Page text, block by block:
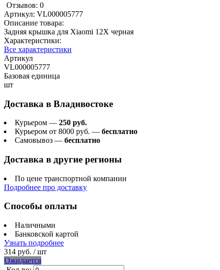
Отзывов: 0
Артикул: VL000005777
Описание товара:
Задняя крышка для Xiaomi 12X черная
Характеристики:
Все характеристики
Артикул
VL000005777
Базовая единица
шт
Доставка в Владивостоке
Курьером — 250 руб.
Курьером от 8000 руб. — бесплатно
Самовывоз — бесплатно
Доставка в другие регионы
По цене транспортной компании
Подробнее про доставку
Способы оплаты
Наличными
Банковской картой
Узнать подробнее
314 руб. / шт
Ожидается